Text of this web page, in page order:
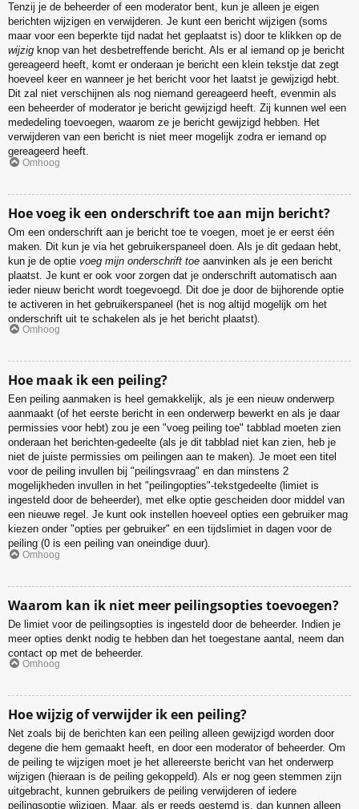
Tenzij je de beheerder of een moderator bent, kun je alleen je eigen
berichten wijzigen en verwijderen. Je kunt een bericht wijzigen (soms
maar voor een beperkte tijd nadat het geplaatst is) door te klikken op de
wijzig knop van het desbetreffende bericht. Als er al iemand op je bericht
gereageerd heeft, komt er onderaan je bericht een klein tekstje dat zegt
hoeveel keer en wanneer je het bericht voor het laatst je gewijzigd hebt.
Dit zal niet verschijnen als nog niemand gereageerd heeft, evenmin als
een beheerder of moderator je bericht gewijzigd heeft. Zij kunnen wel een
mededeling toevoegen, waarom ze je bericht gewijzigd hebben. Het
verwijderen van een bericht is niet meer mogelijk zodra er iemand op
gereageerd heeft.
Omhoog
Hoe voeg ik een onderschrift toe aan mijn bericht?
Om een onderschrift aan je bericht toe te voegen, moet je er eerst één
maken. Dit kun je via het gebruikerspaneel doen. Als je dit gedaan hebt,
kun je de optie voeg mijn onderschrift toe aanvinken als je een bericht
plaatst. Je kunt er ook voor zorgen dat je onderschrift automatisch aan
ieder nieuw bericht wordt toegevoegd. Dit doe je door de bijhorende optie
te activeren in het gebruikerspaneel (het is nog altijd mogelijk om het
onderschrift uit te schakelen als je het bericht plaatst).
Omhoog
Hoe maak ik een peiling?
Een peiling aanmaken is heel gemakkelijk, als je een nieuw onderwerp
aanmaakt (of het eerste bericht in een onderwerp bewerkt en als je daar
permissies voor hebt) zou je een "voeg peiling toe" tabblad moeten zien
onderaan het berichten-gedeelte (als je dit tabblad niet kan zien, heb je
niet de juiste permissies om peilingen aan te maken). Je moet een titel
voor de peiling invullen bij "peilingsvraag" en dan minstens 2
mogelijkheden invullen in het "peilingopties"-tekstgedeelte (limiet is
ingesteld door de beheerder), met elke optie gescheiden door middel van
een nieuwe regel. Je kunt ook instellen hoeveel opties een gebruiker mag
kiezen onder "opties per gebruiker" en een tijdslimiet in dagen voor de
peiling (0 is een peiling van oneindige duur).
Omhoog
Waarom kan ik niet meer peilingsopties toevoegen?
De limiet voor de peilingsopties is ingesteld door de beheerder. Indien je
meer opties denkt nodig te hebben dan het toegestane aantal, neem dan
contact op met de beheerder.
Omhoog
Hoe wijzig of verwijder ik een peiling?
Net zoals bij de berichten kan een peiling alleen gewijzigd worden door
degene die hem gemaakt heeft, en door een moderator of beheerder. Om
de peiling te wijzigen moet je het allereerste bericht van het onderwerp
wijzigen (hieraan is de peiling gekoppeld). Als er nog geen stemmen zijn
uitgebracht, kunnen gebruikers de peiling verwijderen of iedere
peilingsoptie wijzigen. Maar, als er reeds gestemd is, dan kunnen alleen